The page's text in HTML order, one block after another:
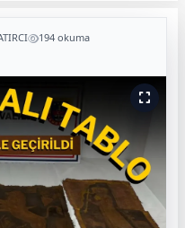
194 okuma